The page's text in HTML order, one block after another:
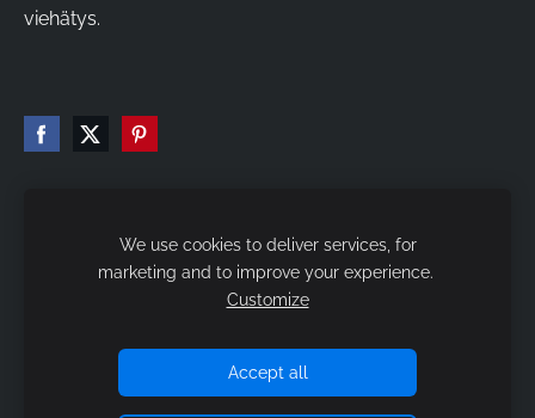
viehätys.
Evästeet
Yhteystiedot Sijainti
We use cookies to deliver services, for
marketing and to improve your experience.
Customize
Accept all